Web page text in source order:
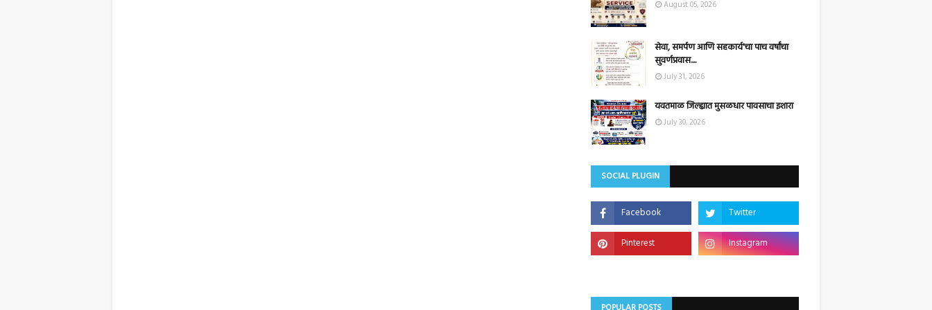
August 05, 2026
सेवा, समर्पण आणि सहकार्य'चा पाच वर्षांचा
सुवर्णप्रवास....
July 31, 2026
यवतमाळ जिल्ह्यात मुसळधार पावसाचा इशारा
July 30, 2026
SOCIAL PLUGIN